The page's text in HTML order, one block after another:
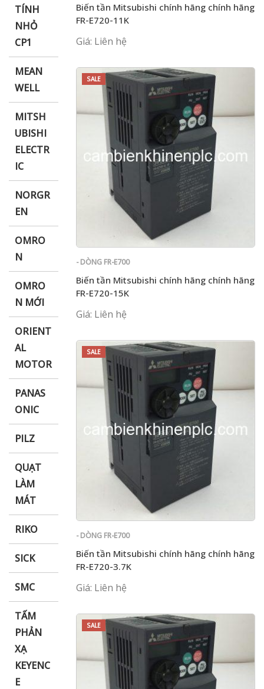
TÍNH
NHỎ
CP1
MEAN
WELL
MITSH
UBISHI
ELECTR
IC
NORGR
EN
OMRO
N
OMRO
N MỚI
ORIENT
AL
MOTOR
PANAS
ONIC
PILZ
QUẠT
LÀM
MÁT
RIKO
SICK
SMC
TẤM
PHẢN
XẠ
KEYENC
E
Biến tần Mitsubishi chính hãng chính hãng
FR-E720-11K
Giá: Liên hệ
SALE
- DÒNG FR-E700
Biến tần Mitsubishi chính hãng chính hãng
FR-E720-15K
Giá: Liên hệ
SALE
- DÒNG FR-E700
Biến tần Mitsubishi chính hãng chính hãng
FR-E720-3.7K
Giá: Liên hệ
SALE